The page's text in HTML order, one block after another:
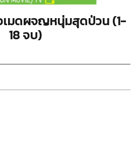
วเมดผจญหนุ่มสุดป่วน (1-
18 จบ)